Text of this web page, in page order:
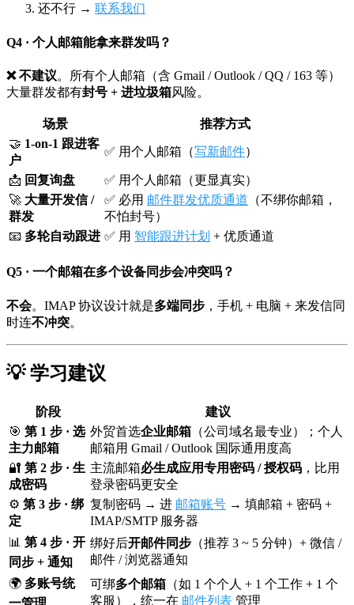
还不行 → 联系我们
Q4 · 个人邮箱能拿来群发吗？
❌ 不建议。所有个人邮箱（含 Gmail / Outlook / QQ / 163 等）
大量群发都有封号 + 进垃圾箱风险。
场景
推荐方式
🤝 1-on-1 跟进客
户
✅ 用个人邮箱（写新邮件）
📩 回复询盘
✅ 用个人邮箱（更显真实）
🚀 大量开发信 /
群发
✅ 必用 邮件群发优质通道 （不绑你邮箱，
不怕封号）
📧 多轮自动跟进 ✅ 用 智能跟进计划 + 优质通道
Q5 · 一个邮箱在多个设备同步会冲突吗？
不会。IMAP 协议设计就是多端同步 ，手机 + 电脑 + 来发信同
时连不冲突。
💡 学习建议
阶段
建议
🎯 第 1 步 · 选
主力邮箱
外贸首选企业邮箱 （公司域名最专业）；个人
邮箱用 Gmail / Outlook 国际通用度高
🔐 第 2 步 · 生
成密码
主流邮箱必生成应用专用密码 / 授权码 ，比用
登录密码更安全
⚙️ 第 3 步 · 绑
定
复制密码 → 进 邮箱账号 → 填邮箱 + 密码 +
IMAP/SMTP 服务器
📊 第 4 步 · 开
同步 + 通知
绑好后开邮件同步 （推荐 3 ~ 5 分钟）+ 微信 /
邮件 / 浏览器通知
🌍 多账号统
可绑多个邮箱 （如 1 个个人 + 1 个工作 + 1 个
客服），统一在 邮件列表 管理